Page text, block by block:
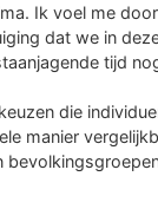
Ik voel me
dat we in
tijd
die
manier